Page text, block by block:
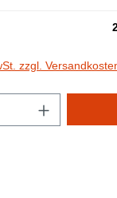
zzgl.
Anzahl: Gib